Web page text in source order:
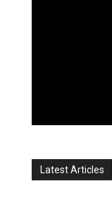
Latest Articles